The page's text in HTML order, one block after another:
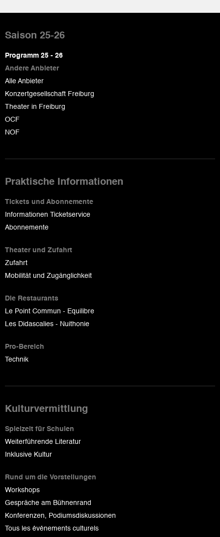
de
page
Saison 25-26
Programm 25 - 26
Andere Anbieter
Alle Anbieter
Konzertgesellschaft Freiburg
Theater in Freiburg
OCF
NOF
Praktische Informationen
Tickets und Abonnemente
Informationen Ticketservice
Abonnemente
Theater und Zufahrt
Zufahrt
Mobilität und Zugänglichkeit
Die Restaurants
Le Point Commun - Equilibre
Les Didascalies - Nuithonie
Pro-Bereich
Technik
Kulturvermittlung
Spielzeit für Schulen
Weiterführende Literatur
Inklusive Kultur
Rund um die Vorstellungen
Workshops
Gespräche am Bühnenrand
Konferenzen, Podiumsdiskussionen
Tous les événements culturels